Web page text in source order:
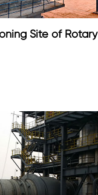
Site of Rotary